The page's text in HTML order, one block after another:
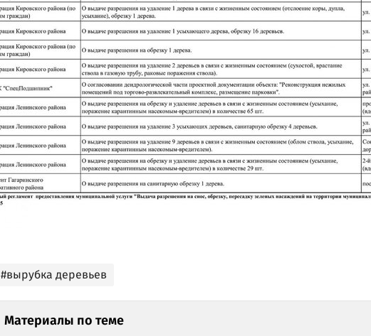
#вырубка деревьев
Материалы по теме